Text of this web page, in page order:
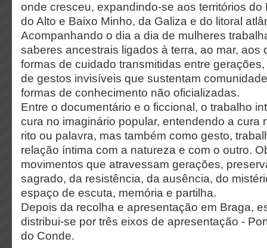
onde cresceu, expandindo-se aos territórios do
do Alto e Baixo Minho, da Galiza e do litoral
Acompanhando o dia a dia de mulheres
saberes ancestrais ligados à terra, ao mar, aos
formas de cuidado transmitidas entre
de gestos invisíveis que sustentam
formas de conhecimento não oficializadas.
Entre o documentário e o ficcional, o trabalho
cura no imaginário popular, entendendo a cura
rito ou palavra, mas também como gesto,
relação íntima com a natureza e com o outro.
movimentos que atravessam gerações,
sagrado, da resistência, da ausência, do
espaço de escuta, memória e partilha.
Depois da recolha e apresentação em Braga,
distribui-se por três eixos de apresentação -
do Conde.